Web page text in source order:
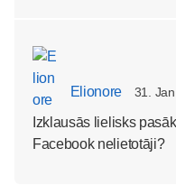
Elionore 31.
Izklausās lielisks
Facebook nelietotāji?